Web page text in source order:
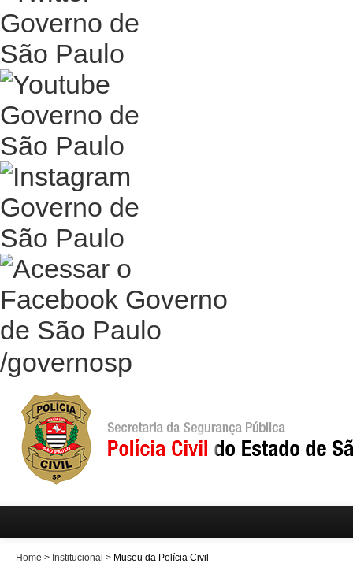
/governosp
Home > Institucional > Museu da Polícia Civil